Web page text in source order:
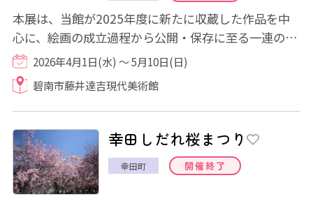
本展は、当館が2025年度に新たに収蔵した作品を中
心に、絵画の成立過程から公開・保存に至る一連の営
みを多角的に紹介するものです。絵画を「えが...
2026年4月1日(水) ～ 5月10日(日)
碧南市藤井達吉現代美術館
幸田しだれ桜まつり
幸田町 開催終了